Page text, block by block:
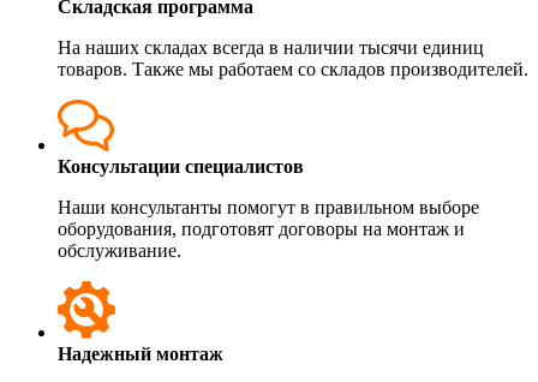
Складская программа
На наших складах всегда в наличии тысячи единиц
товаров. Также мы работаем со складов производителей.
Консультации специалистов
Наши консультанты помогут в правильном выборе
оборудования, подготовят договоры на монтаж и
обслуживание.
Надежный монтаж